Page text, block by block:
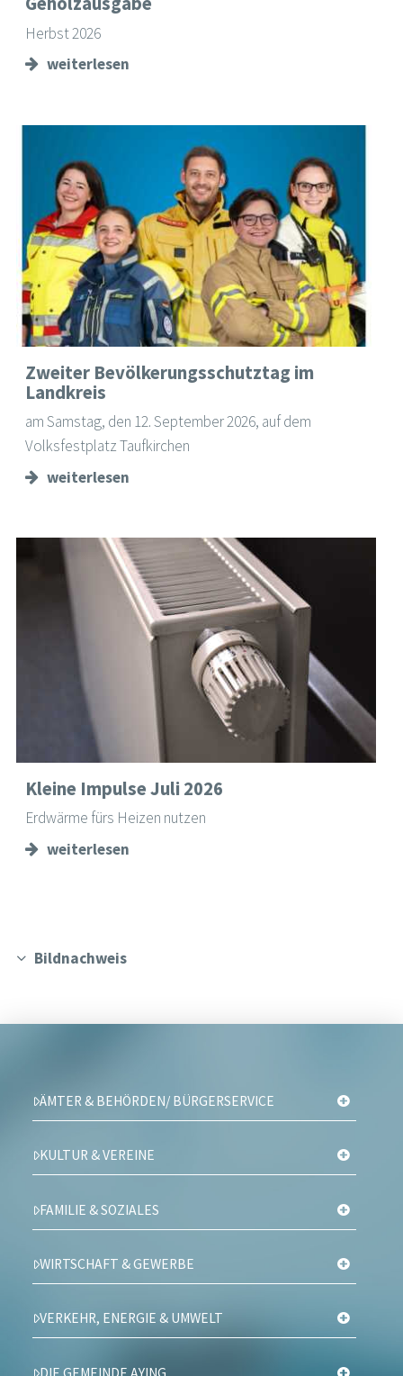
Herbst 2026
weiterlesen
Zweiter Bevölkerungsschutztag im
Landkreis
am Samstag, den 12. September 2026, auf dem
Volksfestplatz Taufkirchen
weiterlesen
Kleine Impulse Juli 2026
Erdwärme fürs Heizen nutzen
weiterlesen
Bildnachweis
ÄMTER & BEHÖRDEN/ BÜRGERSERVICE
KULTUR & VEREINE
FAMILIE & SOZIALES
WIRTSCHAFT & GEWERBE
VERKEHR, ENERGIE & UMWELT
DIE GEMEINDE AYING